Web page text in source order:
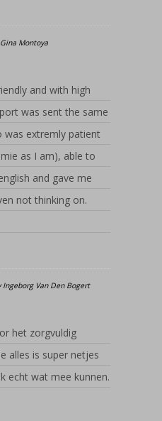
Gina Montoya
and with high
was sent the same
was extremly patient
as I am), able to
and gave me
not thinking on.
Ingeborg Van Den Bogert
het zorgvuldig
alles is super netjes
echt wat mee kunnen.